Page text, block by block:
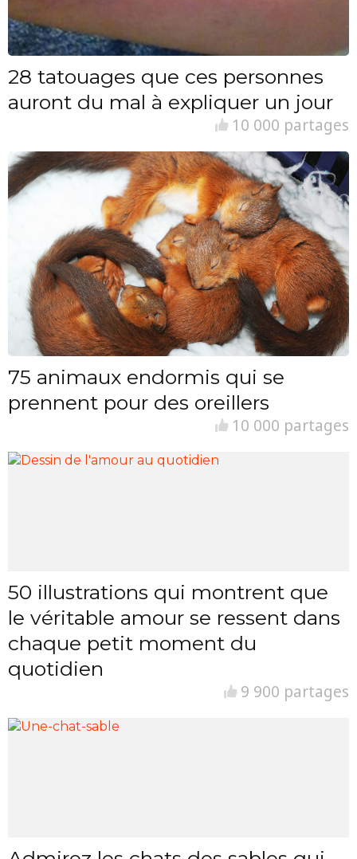
28 tatouages que ces personnes
auront du mal à expliquer un jour
10 000 partages
75 animaux endormis qui se
prennent pour des oreillers
10 000 partages
50 illustrations qui montrent que
le véritable amour se ressent dans
chaque petit moment du
quotidien
9 900 partages